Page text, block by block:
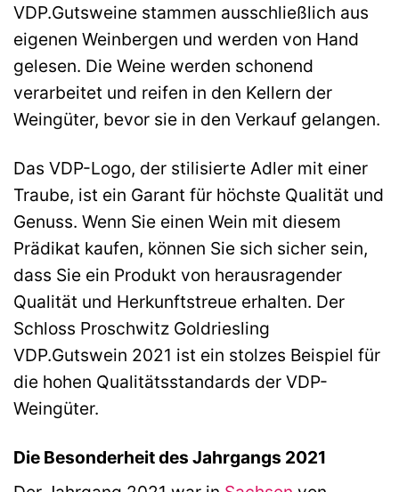
VDP.Gutsweine stammen ausschließlich aus
eigenen Weinbergen und werden von Hand
gelesen. Die Weine werden schonend
verarbeitet und reifen in den Kellern der
Weingüter, bevor sie in den Verkauf gelangen.
Das VDP-Logo, der stilisierte Adler mit einer
Traube, ist ein Garant für höchste Qualität und
Genuss. Wenn Sie einen Wein mit diesem
Prädikat kaufen, können Sie sich sicher sein,
dass Sie ein Produkt von herausragender
Qualität und Herkunftstreue erhalten. Der
Schloss Proschwitz Goldriesling
VDP.Gutswein 2021 ist ein stolzes Beispiel für
die hohen Qualitätsstandards der VDP-
Weingüter.
Die Besonderheit des Jahrgangs 2021